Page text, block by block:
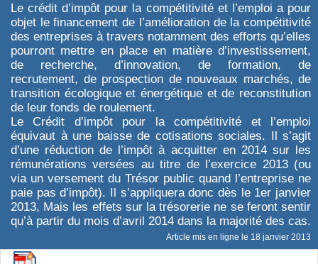
Le crédit d’impôt pour la compétitivité et l’emploi a pour
objet le financement de l’amélioration de la compétitivité
des entreprises à travers notamment des efforts qu’elles
pourront mettre en place en matière d’investissement,
de recherche, d’innovation, de formation, de
recrutement, de prospection de nouveaux marchés, de
transition écologique et énergétique et de reconstitution
de leur fonds de roulement.
Le Crédit d’impôt pour la compétitivité et l’emploi
équivaut à une baisse de cotisations sociales. Il s’agit
d’une réduction de l’impôt à acquitter en 2014 sur les
rémunérations versées au titre de l’exercice 2013 (ou
via un versement du Trésor public quand l’entreprise ne
paie pas d’impôt). Il s’appliquera donc dès le 1er janvier
2013, Mais les effets sur la trésorerie ne se feront sentir
qu’à partir du mois d’avril 2014 dans la majorité des cas.
Article mis en ligne le 18 janvier 2013